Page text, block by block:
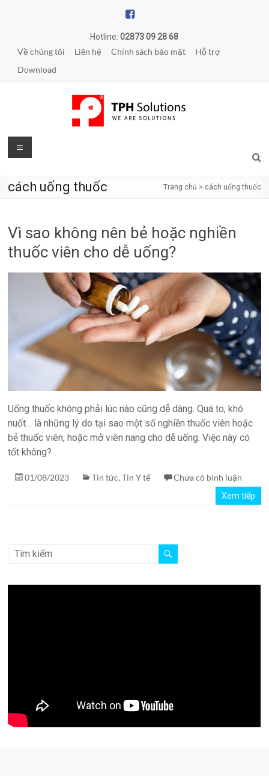
Hotline:02873 09 28 68
Về chúng tôi Liên hệ Chính sách bảo mật
Hỗ trợ
Download
TPH
WE
|
Phần
nghiệm
TPH.LabIMS
Menu
cách uống thuốc Trang chủ > cách uống thuốc
Vì sao không nên bẻ hoặc nghiền
thuốc viên cho dễ uống?
Uống thuốc không phải lúc nào cũng dễ dàng. Quá to, khó
nuốt… là những lý do tại sao một số nghiền thuốc viên hoặc
bẻ thuốc viên, hoặc mở viên nang cho dễ uống. Việc này có
tốt không?
01/08/2023 Tin tức,Tin Y tế Chưa có bình luận
Xem tiếp